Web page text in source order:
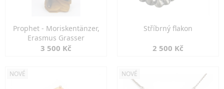
Prophet - Moriskentänzer,
Erasmus Grasser
3 500 Kč
Stříbrný flakon
2 500 Kč
NOVÉ NOVÉ